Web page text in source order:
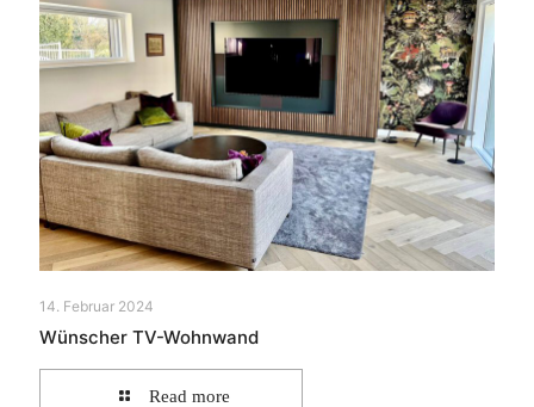
14. Februar 2024
Wünscher TV-Wohnwand
Read more